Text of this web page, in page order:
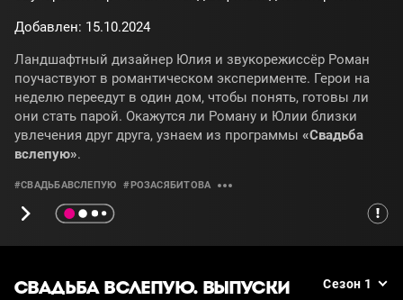
Добавлен: 15.10.2024
Ландшафтный дизайнер Юлия и звукорежиссёр Роман
поучаствуют в романтическом эксперименте. Герои на
неделю переедут в один дом, чтобы понять, готовы ли
они стать парой. Окажутся ли Роману и Юлии близки
увлечения друг друга, узнаем из программы «Свадьба
вслепую».
#СВАДЬБАВСЛЕПУЮ #РОЗАСЯБИТОВА
СВАДЬБА ВСЛЕПУЮ. ВЫПУСКИ Сезон 1